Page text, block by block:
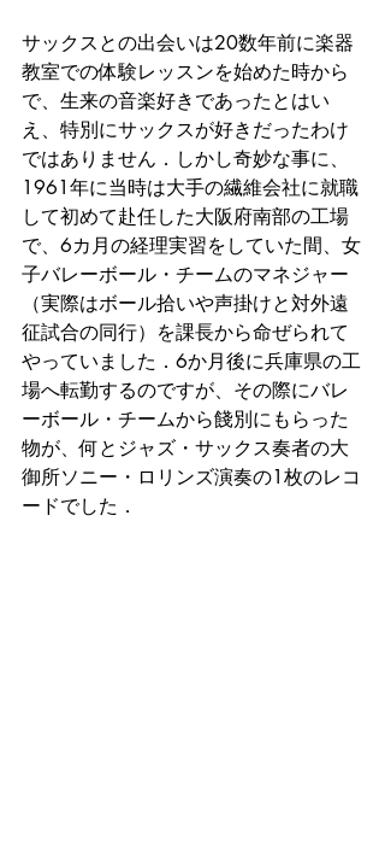
サックスとの出会いは20数年前に楽器
教室での体験レッスンを始めた時から
で、生来の音楽好きであったとはい
え、特別にサックスが好きだったわけ
ではありません．しかし奇妙な事に、
1961年に当時は大手の繊維会社に就職
して初めて赴任した大阪府南部の工場
で、6カ月の経理実習をしていた間、女
子バレーボール・チームのマネジャー
（実際はボール拾いや声掛けと対外遠
征試合の同行）を課長から命ぜられて
やっていました．6か月後に兵庫県の工
場へ転勤するのですが、その際にバレ
ーボール・チームから餞別にもらった
物が、何とジャズ・サックス奏者の大
御所ソニー・ロリンズ演奏の1枚のレコ
ードでした．